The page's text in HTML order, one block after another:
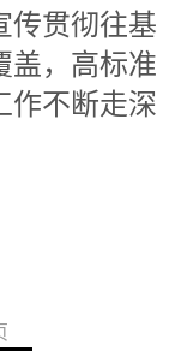
传贯彻往基
盖，高标准
作不断走深